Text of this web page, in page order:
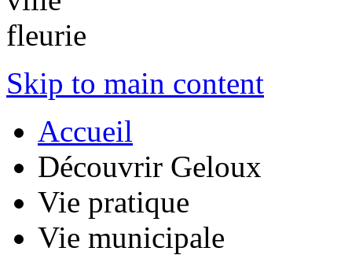
Skip to main content
Accueil
Découvrir Geloux
Vie pratique
Vie municipale